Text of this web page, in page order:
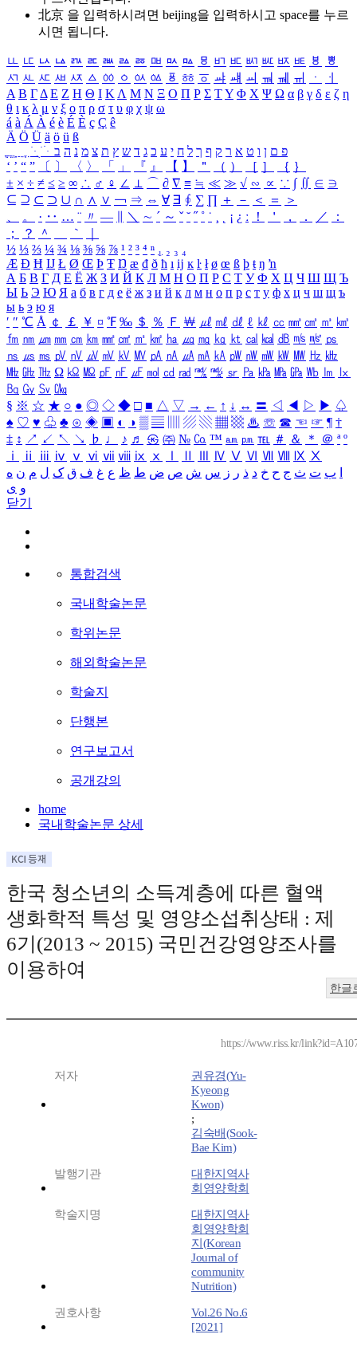
北京 을 입력하시려면 beijing을 입력하시고 space를 누르
시면 됩니다.
ㅥ ㅦ ㅧ ㅨ ㅩ ㅪ ㅫ ㅬ ㅭ ㅮ ㅯ ㅰ ㅱ ㅲ ㅳ ㅴ ㅵ ㅶ ㅷ ㅸ
ㅹ
ㅺ ㅻ ㅼ ㅽ ㅾ ㅿ ㆀ ㆁ ㆂ ㆃ ㆄ ㆅ ㆆ ㆇ ㆈ ㆉ ㆊ ㆋ ㆌ ㆍ
ㆎ
Α Β ΓΔ Ε Ζ Η Θ Ι ΚΛ Μ Ν Ξ Ο Π Ρ Σ ΤΥ Φ Χ Ψ Ω α β γ δ ε ζ η
θ ι κ λ μ ν ξ ο π ρ σ τ υ φ χ ψ ω
á à Á À é è É È ç Ç ê
Ä Ö Ü ä ö ü ß
ִֶֹ ֻּ ׁׂ פ ם ן ו ט א ר ק ף ך ל ח י ע כ ג ד ש ץ ת צ מ נ ה ב
‘ ’ “ ” 〔 〕 〈 〉 「 」 『 』 【 】 ＂ （ ） ［ ］ ｛ ｝
± × ÷ ≠ ≤ ≥ ∞ ∴ ♂ ♀ ∠ ⊥ ⌒ ∂ ∇ ≡ ≒ ≪ ≫ √ ∽ ∝ ∵ ∫ ∬ ∈ ∋
⊆ ⊇ ⊂ ⊃ ∪ ∩ ∧ ∨ ￢ ⇒ ⇔ ∀ ∃ ∮ ∑ ∏ ＋ － ＜ ＝
＞
、
。 · ‥ … ¨ 〃 ― ＼ ∼ ´ ～ ˇ ˘ ˝ ˚ ˙ ¸ ¡ ¿ ː ！ ＇ ， ． ／
：
；
？ ＾ ｀
½ ⅓ ⅔ ¼ ¾ ⅛ ⅜ ⅝ ⅞ ¹ ² ³ ⁴ ⁿ ₁ ₂ ₃ ₄
Æ Ð Ħ Ĳ Ł Ø Œ Þ Ŧ Ŋ æ đ ð ħ ı ĳ ĸ ŀ ł ø œ ß þ ŧ ŋ ŉ
А Б В Г Д Е Ё Ж З И Й К Л М Н О П Р С Т У Ф Х Ц Ч Ш Щ Ъ
Ы Ь Э Ю Я а б в г д е ё ж з и й к л м н о п р с т у ф х ц ч ш щ ъ
ы ь э ю я
′ ″ ℃ Å ￠ ￡ ￥ ¤ ℉ ‰ ＄ ％ Ｆ ￦ ㎕ ㎖ ㎗ ℓ ㎘ ㏄ ㎣ ㎤ ㎥ ㎦
㎙ ㎚ ㎛ ㎜ ㎝ ㎞ ㎟ ㎠ ㎡ ㎢ ㏊ ㎍ ㎎ ㎏ ㏏ ㎈ ㎉ ㏈ ㎧ ㎨ ㎰
㎱ ㎲ ㎳ ㎴ ㎵ ㎶ ㎷ ㎸ ㎹ ㎀ ㎁ ㎂ ㎃ ㎄ ㎺ ㎻ ㎽ ㎾ ㎿ ㎐ ㎑
㎒ ㎓ ㎔ Ω ㏀ ㏁ ㎊ ㎋ ㎌ ㏖ ㏅ ㎭ ㎮ ㎯ ㏛ ㎩ ㎪ ㎫ ㎬ ㏝ ㏐
㏓
㏃ ㏉ ㏜ ㏆
§ ※ ☆ ★ ○ ● ◎ ◇ ◆ □ ■ △ ▽ → ← ↑ ↓ ↔ 〓 ◁ ◀ ▷ ▶ ♤
♠ ♡ ♥ ♧ ♣ ⊙ ◈ ▣ ◐ ◑ ▒ ▤ ▨ ▧ ▦ ▩ ♨ ☏ ☎ ☜ ☞ ¶ †
‡ ↕ ↗ ↙ ↖ ↘ ♭ ♩ ♪ ♬ ㉿ ㈜ № ㏇ ™ ㏂ ㏘ ℡ ＃ ＆ ＊ ＠ ª º
ⅰ
ⅱ ⅲ ⅳ ⅴ ⅵ ⅶ ⅷ ⅸ ⅹ Ⅳ Ⅴ Ⅵ Ⅶ Ⅷ Ⅸ Ⅹ
ب ت ث ج ح خ د ذ ر ز س ش ص ض ط ظ ع غ ف ق ک ل م ن ه
و ی
닫기
통합검색
국내학술논문
학위논문
해외학술논문
학술지
단행본
연구보고서
공개강의
home
국내학술논문 상세
한국 청소년의 소득계층에 따른 혈액
생화학적 특성 및 영양소섭취상태 : 제
6기(2013 ~ 2015) 국민건강영양조사를
이용하여
한글
https://www.riss.kr/
저자
권유경(Yu-
Kyeong
Kwon)
;
김숙배(Sook-
Bae Kim)
발행기관
대한지역사
회영양학회
학술지명
대한지역사
회영양학회
지(Korean
Journal of
community
Nutrition)
권호사항
Vol.26 No.6
[2021]